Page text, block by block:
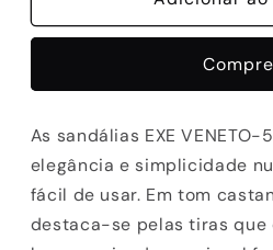
SANDALIAS
576
TAN
VENETO-
576
TAN
As sandálias EXE VENETO-
elegância e simplicidade
fácil de usar. Em tom
destaca-se pelas tiras que